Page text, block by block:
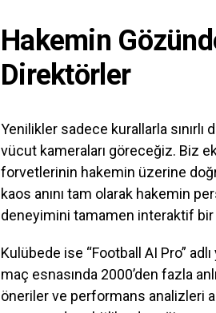
Hakemin
Direktörler
Yenilikler sadece kurallarla
vücut kameraları göreceğiz. Biz
forvetlerinin hakemin üzerine
kaos anını tam olarak hakemin
deneyimini tamamen interaktif bir
Kulübede ise “Football AI Pro”
maç esnasında 2000’den fazla
öneriler ve performans analizleri